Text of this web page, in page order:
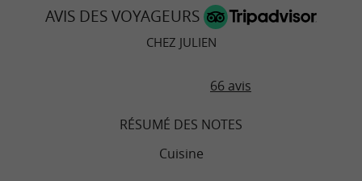
AVIS DES VOYAGEURS
CHEZ JULIEN
66 avis
RÉSUMÉ DES NOTES
Cuisine